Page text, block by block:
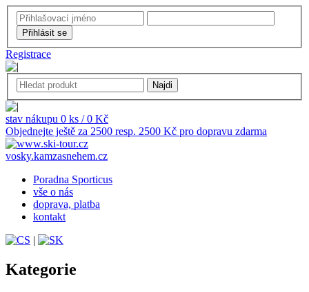
Registrace
stav nákupu 0 ks / 0 Kč
Objednejte ještě za 2500 resp. 2500 Kč pro dopravu zdarma
vosky.kamzasnehem.cz
Poradna Sporticus
vše o nás
doprava, platba
kontakt
|
Kategorie